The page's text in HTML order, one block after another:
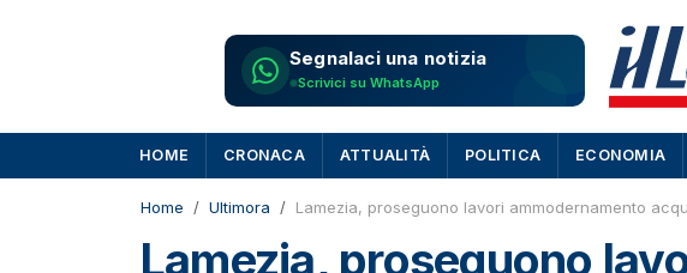
Segnalaci una notizia
Scrivici su WhatsApp
HOME CRONACA ATTUALITÀ POLITICA ECONOMIA
Home Ultimora Lamezia, proseguono lavori ammodernamento
Lamezia, proseguono